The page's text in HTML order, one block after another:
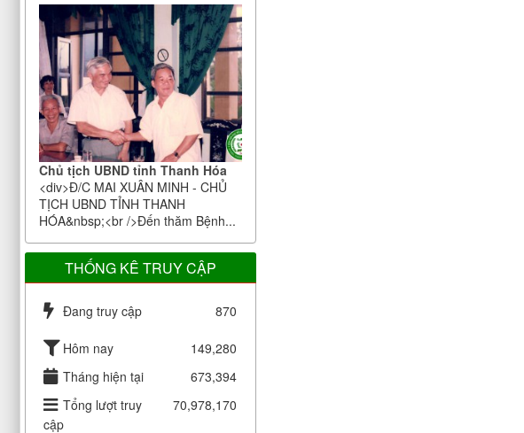
Chủ tịch UBND tỉnh Thanh Hóa
<div>Đ/C MAI XUÂN MINH - CHỦ
TỊCH UBND TỈNH THANH
HÓA&nbsp;<br />Đến thăm Bệnh...
THỐNG KÊ TRUY CẬP
Đang truy cập 870
Hôm nay
149,280
Tháng hiện tại
673,394
Tổng lượt truy
cập
70,978,170